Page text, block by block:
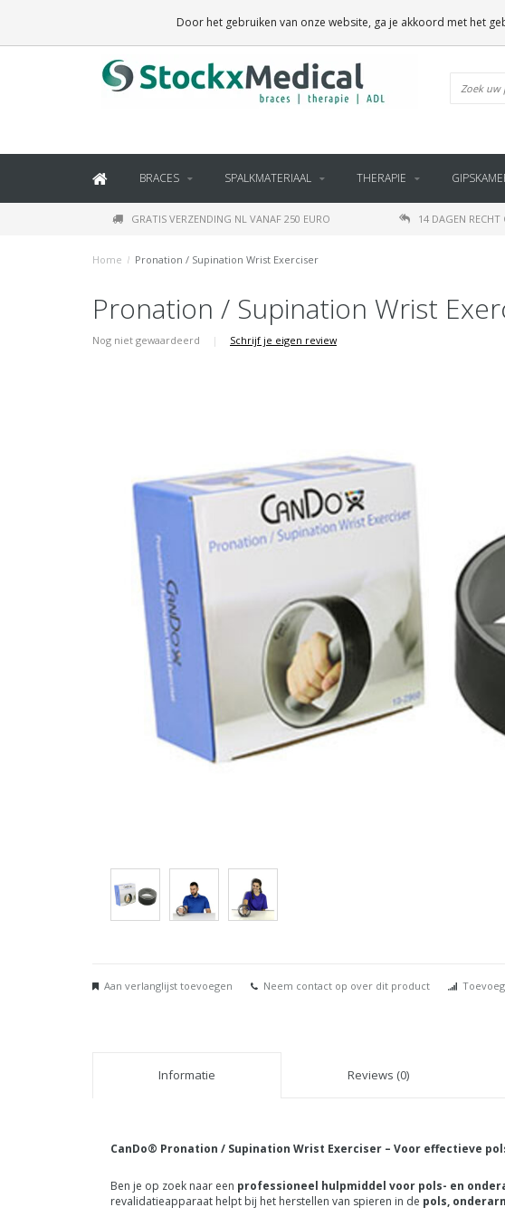
BRACES SPALKMATERIAAL THERAPIE
GRATIS VERZENDING NL VANAF 250 EURO 14 DAGEN RECHT
Home / Pronation / Supination Wrist Exerciser
Pronation / Supination Wrist
Nog niet gewaardeerd | Schrijf je eigen review
Aan verlanglijst toevoegen Neem contact op over dit product
Informatie Reviews (0)
CanDo® Pronation / Supination Wrist Exerciser – Voor effectieve
Ben je op zoek naar een professioneel hulpmiddel voor pols- en
revalidatieapparaat helpt bij het herstellen van spieren in de pols,
Door het gebruiken van onze website, ga je akkoord met het